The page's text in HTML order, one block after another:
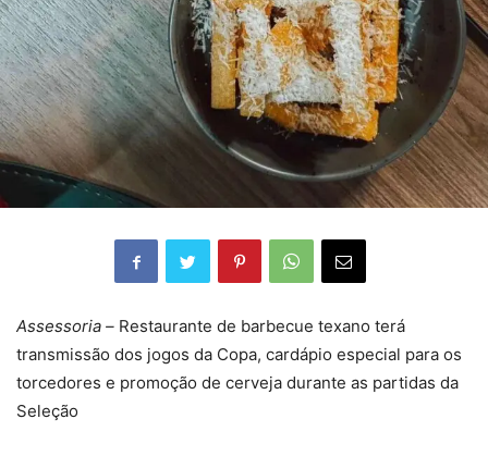
Assessoria – Restaurante de barbecue texano terá
transmissão dos jogos da Copa, cardápio especial para os
torcedores e promoção de cerveja durante as partidas da
Seleção